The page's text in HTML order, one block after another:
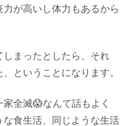
が高いし体力もあるから
まったとしたら、それ
ということになります。
全滅😱なんて話もよく
食生活、同じような生活